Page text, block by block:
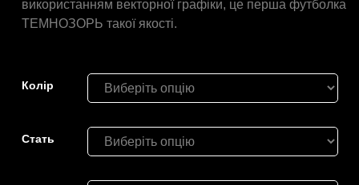
використанням векторної графіки, це перша футболка
ТЕМНОЗОРЬ такої якості.
Колір
Стать